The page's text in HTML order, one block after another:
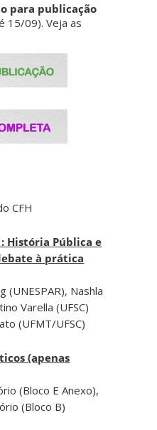
para publicação
15/09). Veja as
CFH
História Pública e
à prática
(UNESPAR), Nashla
Varella (UFSC)
(UFMT/UFSC)
(apenas
(Bloco E Anexo),
(Bloco B)